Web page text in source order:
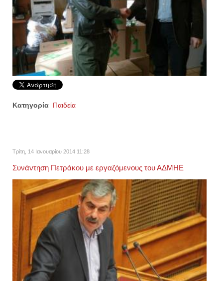
Κατηγορία Παιδεία
Τρίτη, 14 Ιανουαρίου 2014 11:28
Συνάντηση Πετράκου με εργαζόμενους του ΑΔΜΗΕ